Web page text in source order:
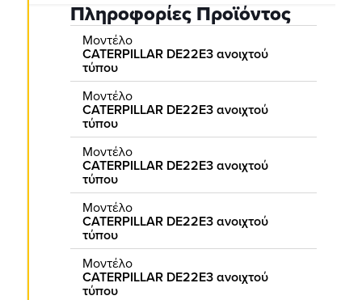
Πληροφορίες Προϊόντος
Μοντέλο
CATERPILLAR DE22E3 ανοιχτού
τύπου
Μοντέλο
CATERPILLAR DE22E3 ανοιχτού
τύπου
Μοντέλο
CATERPILLAR DE22E3 ανοιχτού
τύπου
Μοντέλο
CATERPILLAR DE22E3 ανοιχτού
τύπου
Μοντέλο
CATERPILLAR DE22E3 ανοιχτού
τύπου